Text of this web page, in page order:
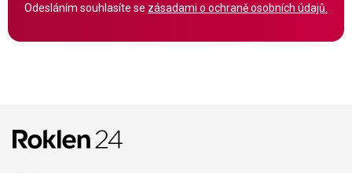
Odesláním souhlasíte se zásadami o ochraně osobních údajů.